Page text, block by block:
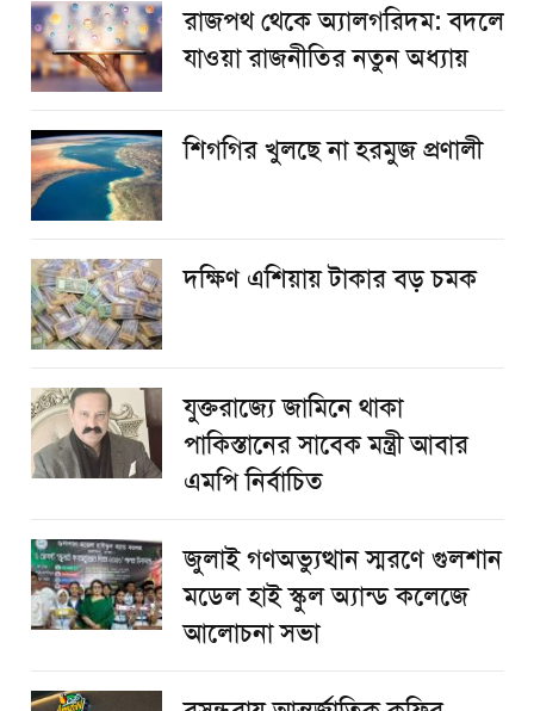
রাজপথ থেকে অ্যালগরিদম: বদলে
যাওয়া রাজনীতির নতুন অধ্যায়
শিগগির খুলছে না হরমুজ প্রণালী
দক্ষিণ এশিয়ায় টাকার বড় চমক
যুক্তরাজ্যে জামিনে থাকা
পাকিস্তানের সাবেক মন্ত্রী আবার
এমপি নির্বাচিত
জুলাই গণঅভ্যুত্থান স্মরণে গুলশান
মডেল হাই স্কুল অ্যান্ড কলেজে
আলোচনা সভা